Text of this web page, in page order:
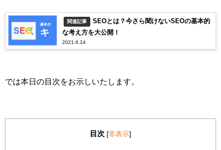
関連記事
SEOとは？今さら聞けないSEOの基本的
な考え方を大公開！
2021.6.24
では本日の目次をお示しいたします。
目次 [非表示]